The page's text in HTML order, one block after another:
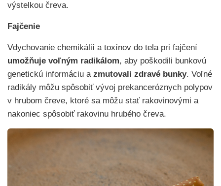
výstelkou čreva.
Fajčenie
Vdychovanie chemikálií a toxínov do tela pri fajčení
umožňuje voľným radikálom, aby poškodili bunkovú
genetickú informáciu a zmutovali zdravé bunky. Voľné
radikály môžu spôsobiť vývoj prekanceróznych polypov
v hrubom čreve, ktoré sa môžu stať rakovinovými a
nakoniec spôsobiť rakovinu hrubého čreva.